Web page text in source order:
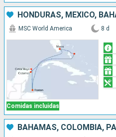
Comidas incluidas
MSC World America 8 d